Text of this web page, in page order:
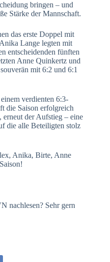
bringen – und
Stärke der Mannschaft.
das erste Doppel mit
Lange legten mit
entscheidenden fünften
Anne Quinkertz und
mit 6:2 und 6:1
verdienten 6:3-
die Saison erfolgreich
erneut der Aufstieg – eine
die alle Beteiligten stolz
Anika, Birte, Anne
nachlesen? Sehr gern